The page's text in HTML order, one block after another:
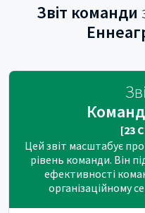
Звіт команди
[23
Цей звіт масштабує
рівень команди. Він
ефективності
організаційному